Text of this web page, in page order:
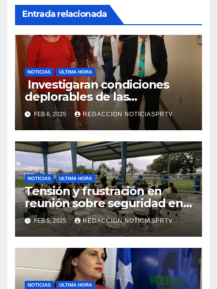
Entrada relacionada
NOTICIAS ULTIMA HORA
Investigaran condiciones
deplorables de las
facilidades el Departamento
de la Salud en Mayagüez
FEB 6, 2025 REDACCION NOTICIASPRTV
NOTICIAS ULTIMA HORA
Tensión y frustración en
reunión sobre seguridad en
Reparto Metropolitano
FEB 5, 2025 REDACCION NOTICIASPRTV
NOTICIAS ULTIMA HORA